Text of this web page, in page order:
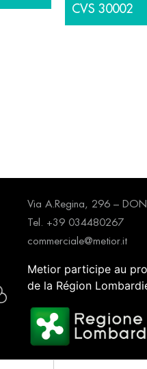
CVS 30002
Via A.Regina, 296 –
Tel. +39 034480267
commerciale@metior.it
Metior participe au
de la Région